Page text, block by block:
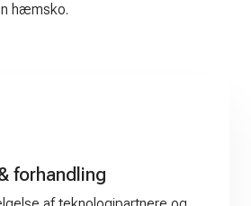
hæmsko.
forhandling